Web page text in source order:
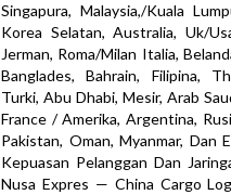
Singapura, Malaysia,/Kuala
Korea Selatan, Australia, Uk/
Jerman, Roma/Milan Italia,
Banglades, Bahrain, Filipina,
Turki, Abu Dhabi, Mesir, Arab
France / Amerika, Argentina,
Pakistan, Oman, Myanmar, Dan
Kepuasan Pelanggan Dan
Nusa Expres — China Cargo